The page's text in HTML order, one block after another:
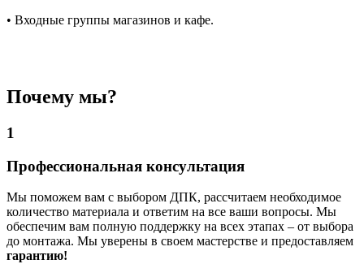
• Входные группы магазинов и кафе.
Почему мы?
1
Профессиональная консультация
Мы поможем вам с выбором ДПК, рассчитаем необходимое
количество материала и ответим на все ваши вопросы. Мы
обеспечим вам полную поддержку на всех этапах – от выбора
до монтажа. Мы уверены в своем мастерстве и предоставляем
гарантию!